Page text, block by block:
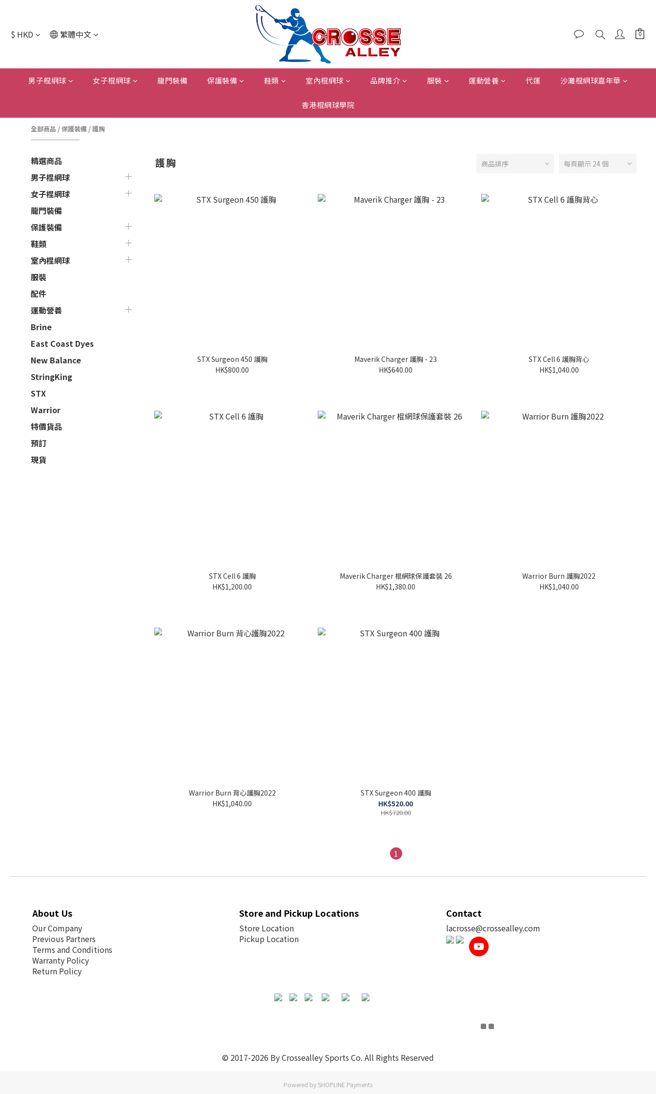
$ HKD 繁體中文
男子棍網球 女子棍網球 龍門裝備 保護裝備 鞋類 室內棍網球 品牌推介 服裝 運動營養 代運 沙灘棍網球嘉年華
香港棍網球學院
全部商品 /保護裝備 /護胸
精選商品
男子棍網球
女子棍網球
龍門裝備
保護裝備
鞋類
室內棍網球
服裝
配件
運動營養
Brine
East Coast Dyes
New Balance
StringKing
STX
Warrior
特價貨品
預訂
現貨
護胸 商品排序 每頁顯示 24 個
STX Surgeon 450 護胸
HK$800.00
Maverik Charger 護胸 - 23
HK$640.00
STX Cell 6 護胸背心
HK$1,040.00
STX Cell 6 護胸
HK$1,200.00
Maverik Charger 棍網球保護套裝 26
HK$1,380.00
Warrior Burn 護胸2022
HK$1,040.00
Warrior Burn 背心護胸2022
HK$1,040.00
STX Surgeon 400 護胸
HK$520.00
HK$720.00
1
About Us
Our Company
Previous Partners
Terms and Conditions
Warranty Policy
Return Policy
Store and Pickup Locations
Store Location
Pickup Location
Contact
lacrosse@crossealley.com
© 2017-2026 By Crossealley Sports Co. All Rights Reserved
Powered by SHOPLINE Payments